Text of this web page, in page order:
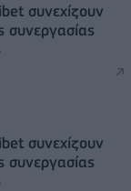
συνεχίζουν
συνεργασίας
συνεχίζουν
συνεργασίας